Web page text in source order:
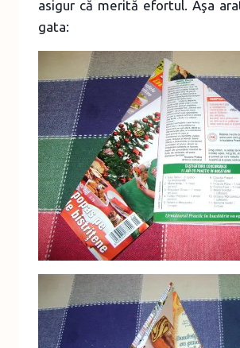
asigur că merită efortul. Aşa
gata: